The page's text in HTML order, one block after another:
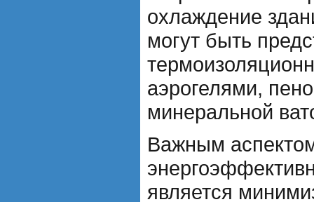
охлаждение
могут быть
аэрогелями,
минеральной
Важным
является